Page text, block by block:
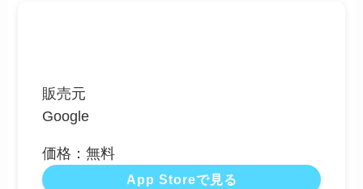
販売元
Google
価格：無料
App Storeで見る